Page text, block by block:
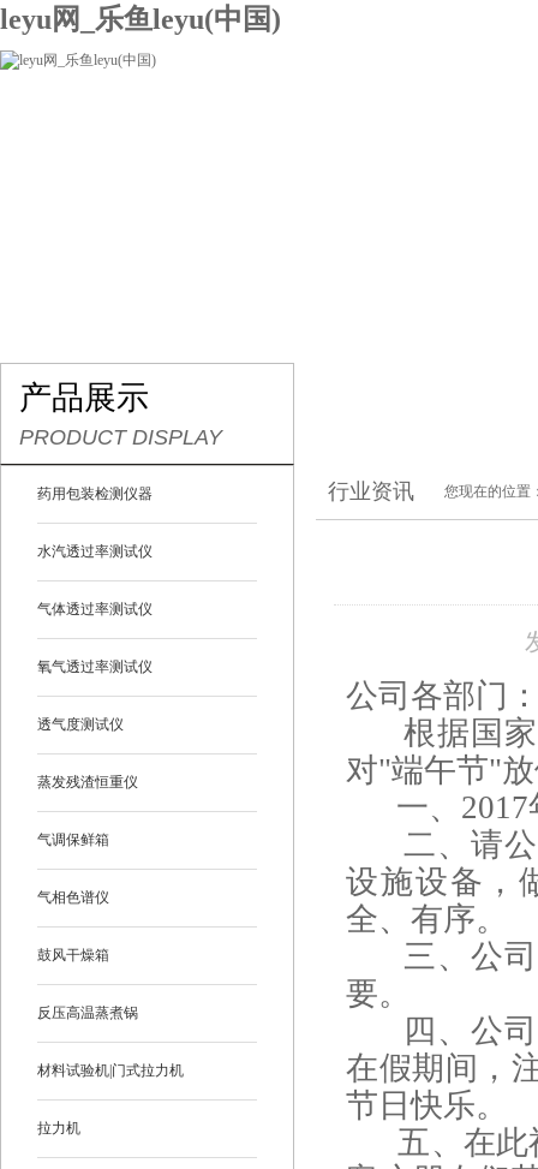
leyu网_乐鱼leyu(中国)
产品展示
PRODUCT DISPLAY
药用包装检测仪器
水汽透过率测试仪
气体透过率测试仪
氧气透过率测试仪
透气度测试仪
蒸发残渣恒重仪
气调保鲜箱
气相色谱仪
鼓风干燥箱
反压高温蒸煮锅
材料试验机|门式拉力机
拉力机
行业资讯 您现在的位置
公司各部门
根据国家
对"端午节"
一、2017
二、请公
设施设备，
全、有序。
三、公司
要。
四、公司
在假期间，
节日快乐。
五、在此